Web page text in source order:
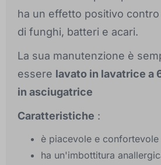
ha un effetto positivo
di funghi, batteri e acari.
La sua manutenzione è
essere lavato in lavatrice a
in asciugatrice
Caratteristiche :
è piacevole e confortevole
ha un'imbottitura